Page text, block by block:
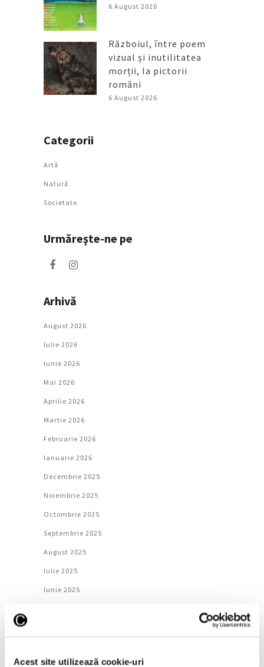
Acest site utilizează cookie-uri
6 August 2026
Războiul, între poem
vizual și inutilitatea
morții, la pictorii
români
6 August 2026
Categorii
Artǎ
Natură
Societate
Urmăreşte-ne pe
Arhivă
August 2026
Iulie 2026
Iunie 2026
Mai 2026
Aprilie 2026
Martie 2026
Februarie 2026
Ianuarie 2026
Decembrie 2025
Noiembrie 2025
Octombrie 2025
Septembrie 2025
August 2025
Iulie 2025
Iunie 2025
Februarie 2025